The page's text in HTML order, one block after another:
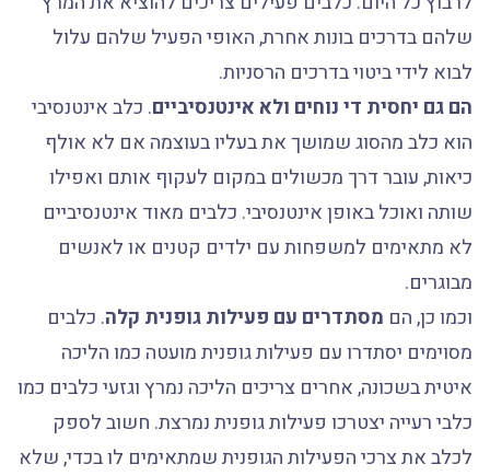
שלהם בדרכים בונות אחרת, האופי הפעיל שלהם עלול
לבוא לידי ביטוי בדרכים הרסניות.
הם גם יחסית די נוחים ולא אינטנסיביים. כלב אינטנסיבי
הוא כלב מהסוג שמושך את בעליו בעוצמה אם לא אולף
כיאות, עובר דרך מכשולים במקום לעקוף אותם ואפילו
שותה ואוכל באופן אינטנסיבי. כלבים מאוד אינטנסיביים
לא מתאימים למשפחות עם ילדים קטנים או לאנשים
מבוגרים.
וכמו כן, הם מסתדרים עם פעילות גופנית קלה. כלבים
מסוימים יסתדרו עם פעילות גופנית מועטה כמו הליכה
איטית בשכונה, אחרים צריכים הליכה נמרץ וגזעי כלבים כמו
כלבי רעייה יצטרכו פעילות גופנית נמרצת. חשוב לספק
לכלב את צרכי הפעילות הגופנית שמתאימים לו בכדי, שלא